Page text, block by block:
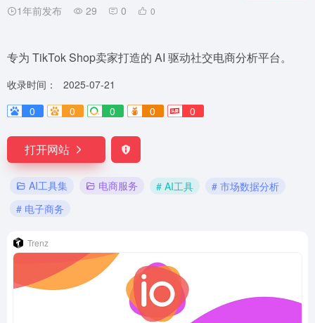
1年前发布 29 0 0
专为 TikTok Shop卖家打造的 AI 驱动社交电商分析平台。
收录时间：
2025-07-21
0
0 0 0 0
打开网站
AI工具集 电商服务 # AI工具
# 市场数据分析
# 电子商务
Trenz